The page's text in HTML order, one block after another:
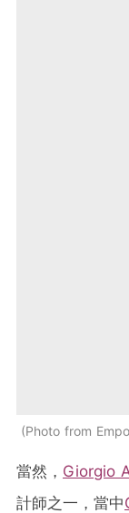
Photo from
當然， Giorgio
計師之一，當中